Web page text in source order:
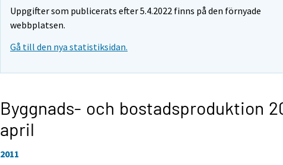
Uppgifter som publicerats efter 5.4.2022 finns på den förnyade
webbplatsen.
Gå till den nya statistiksidan.
Byggnads- och bostadsproduktion
april
2011